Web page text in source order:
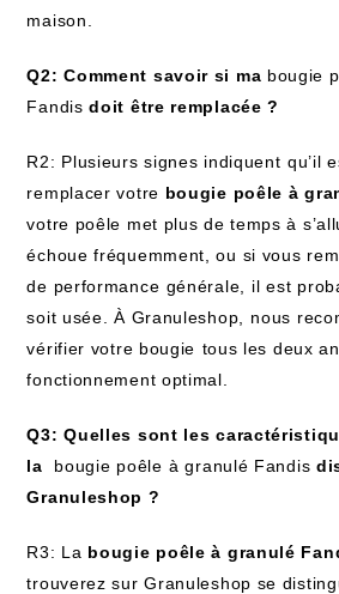
maison.
Q2: Comment savoir si ma bougie
Fandis doit être remplacée ?
R2: Plusieurs signes indiquent ⁢qu’il
remplacer votre bougie poêle à
votre poêle met plus de temps à
échoue fréquemment, ou si vous
de performance⁢ générale,⁢ il est
soit usée. À Granuleshop, ⁢nous
vérifier votre bougie ⁣tous les deux‌
fonctionnement optimal.
Q3: Quelles sont les
la ‌ bougie poêle ⁣à granulé ‌Fandis
Granuleshop ?
R3: La bougie poêle à granulé
trouverez sur​ Granuleshop se